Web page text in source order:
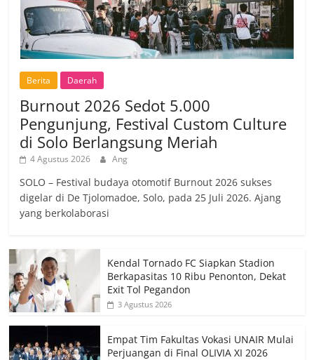
Berita Daerah
Burnout 2026 Sedot 5.000
Pengunjung, Festival Custom Culture
di Solo Berlangsung Meriah
4 Agustus 2026 Ang
SOLO – Festival budaya otomotif Burnout 2026 sukses
digelar di De Tjolomadoe, Solo, pada 25 Juli 2026. Ajang
yang berkolaborasi
Kendal Tornado FC Siapkan Stadion
Berkapasitas 10 Ribu Penonton, Dekat
Exit Tol Pegandon
3 Agustus 2026
Empat Tim Fakultas Vokasi UNAIR Mulai
Perjuangan di Final OLIVIA XI 2026